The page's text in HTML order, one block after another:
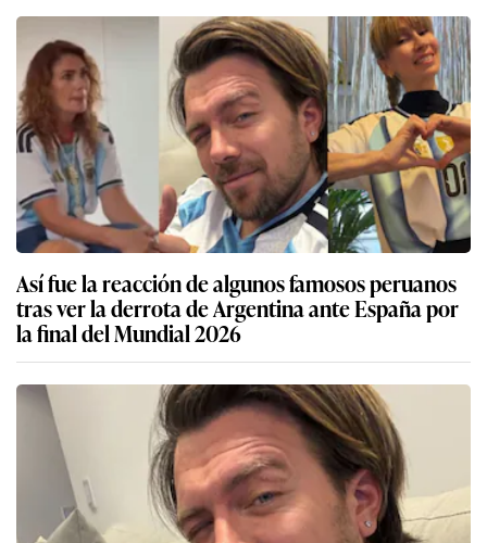
Así fue la reacción de algunos famosos peruanos
tras ver la derrota de Argentina ante España por
la final del Mundial 2026